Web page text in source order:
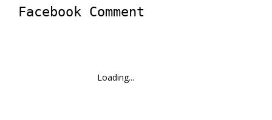
Facebook Comment
Loading...